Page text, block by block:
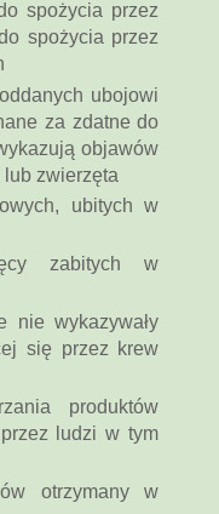
spożycia przez
spożycia przez
ubojowi
za zdatne do
objawów
zwierzęta
ubitych w
zabitych w
nie wykazywały
się przez krew
produktów
ludzi w tym
otrzymany w